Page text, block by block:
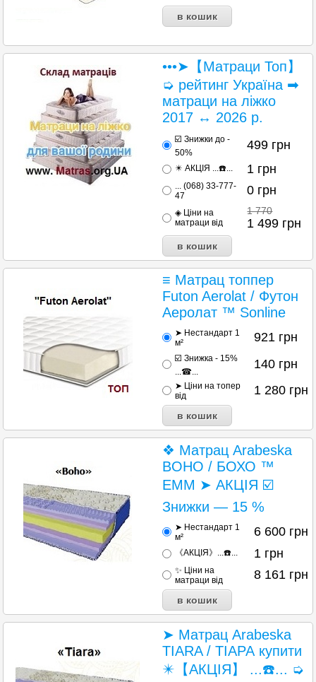
•••➤【Матраци Топ】
➭ рейтинг Україна ➡
матраци на ліжко
2017 ↔ 2026 р.
☑️ Знижки до -
50%
499 грн
✴️ АКЦІЯ ...☎️... 1 грн
... (068) 33-777-
47
0 грн
◈ Ціни на
матраци від
1 770
1 499 грн
≡ Матрац топпер
Futon Aerolat / Футон
Аеролат ™ Sonline
➤ Нестандарт 1
м²
921 грн
☑️ Знижка - 15%
...☎...
140 грн
➤ Ціни на топер
від
1 280 грн
❖ Матрац Arabeska
BOHO / БОХО ™
ЕММ ➤ АКЦІЯ ☑️
Знижки — 15 %
➤ Нестандарт 1
м²
6 600 грн
《АКЦІЯ》...☎️... 1 грн
✨ Ціни на
матраци від
8 161 грн
➤ Матрац Arabeska
TIARA / ТІАРА купити
✴️【АКЦІЯ】 ...☎️... ➭